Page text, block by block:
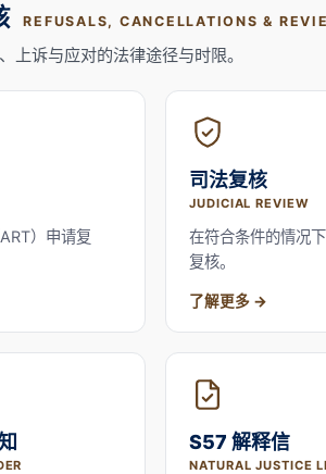
REFUSALS, CANCELLATIONS &
上诉与应对的法律途径与时限。
）申请复
司法复核
JUDICIAL REVIEW
在符合条件的情况
复核。
了解更多
S57 解释信
NATURAL JUSTICE